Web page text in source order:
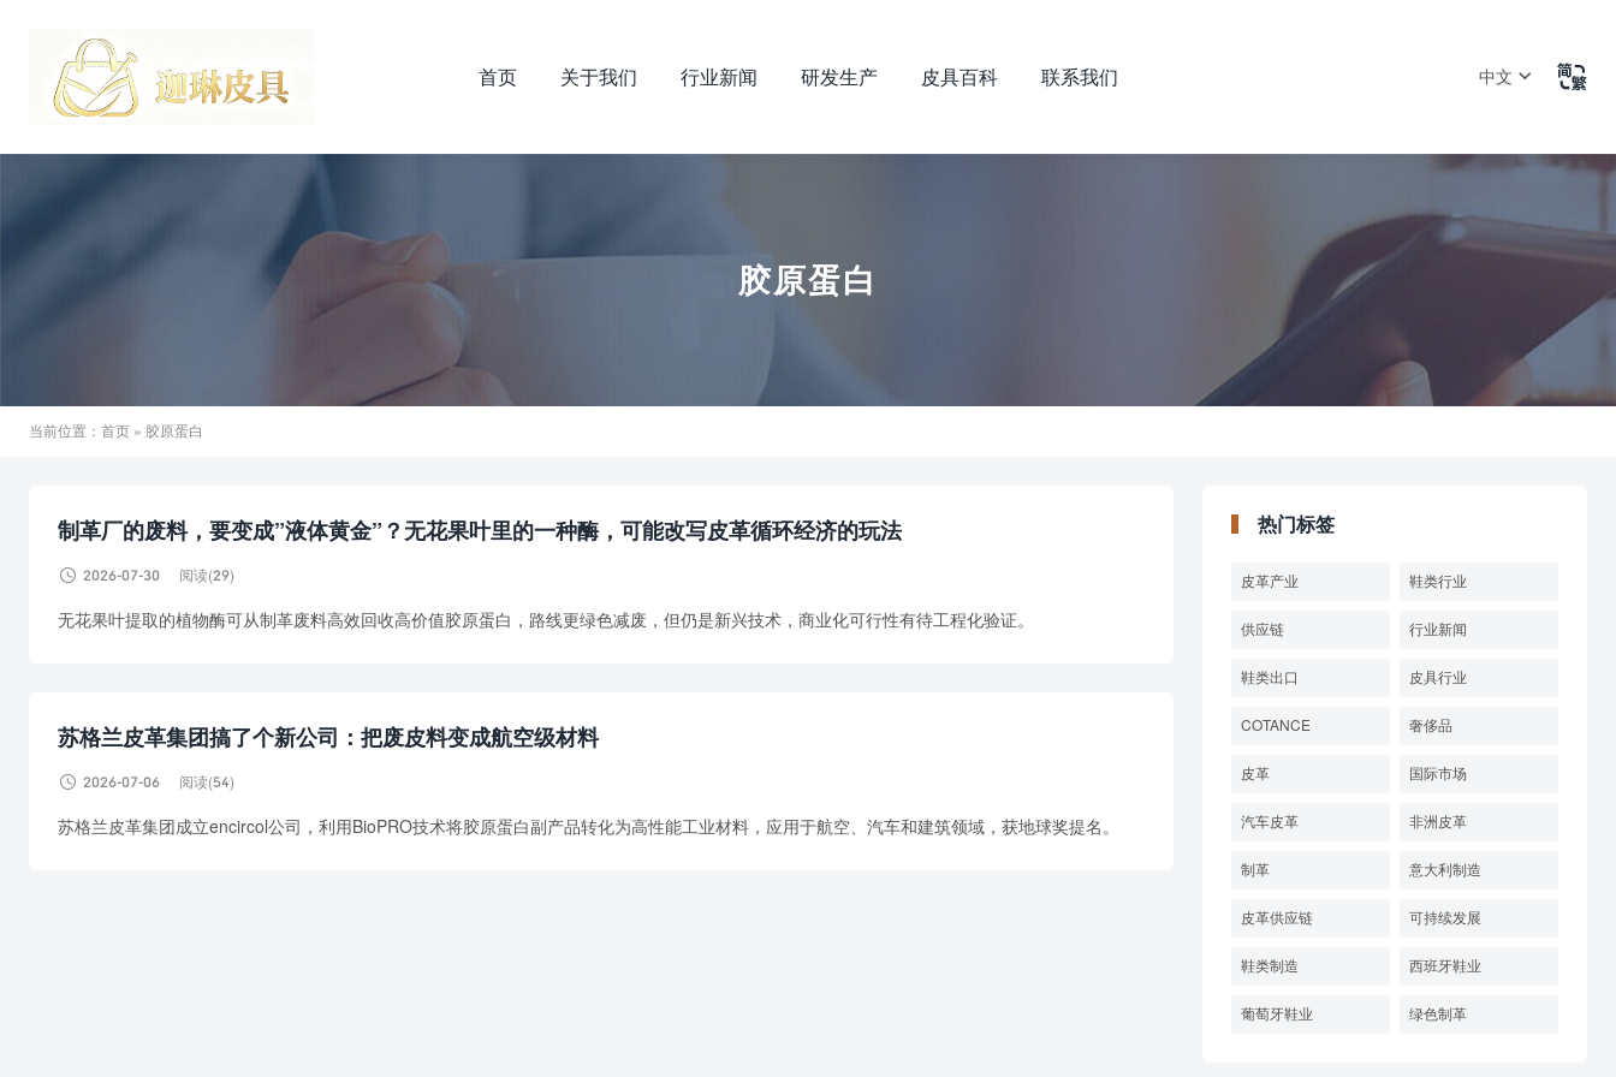

中文
首页 关于我们 行业新闻 研发生产 皮具百科 联系我们
胶原蛋白
当前位置： 首页 » 胶原蛋白
制革厂的废料，要变成”液体黄金”？无花果叶里的一种酶，可能改写皮革循环经济的玩法
 2026-07-30 阅读(29)
无花果叶提取的植物酶可从制革废料高效回收高价值胶原蛋白，路线更绿色减废，但仍是新兴技术，商业化可行性有待工程化验证。
苏格兰皮革集团搞了个新公司：把废皮料变成航空级材料
 2026-07-06 阅读(54)
苏格兰皮革集团成立encircol公司，利用BioPRO技术将胶原蛋白副产品转化为高性能工业材料，应用于航空、汽车和建筑领域，获地球奖提名。
热门标签
皮革产业 鞋类行业
供应链 行业新闻
鞋类出口 皮具行业
COTANCE 奢侈品
皮革 国际市场
汽车皮革 非洲皮革
制革 意大利制造
皮革供应链 可持续发展
鞋类制造 西班牙鞋业
葡萄牙鞋业 绿色制革